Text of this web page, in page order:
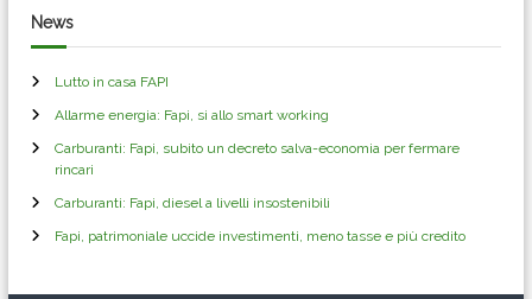
n
e
a
r
News
Lutto in casa FAPI
Allarme energia: Fapi, si allo smart working
Carburanti: Fapi, subito un decreto salva-economia per fermare
rincari
Carburanti: Fapi, diesel a livelli insostenibili
Fapi, patrimoniale uccide investimenti, meno tasse e più credito